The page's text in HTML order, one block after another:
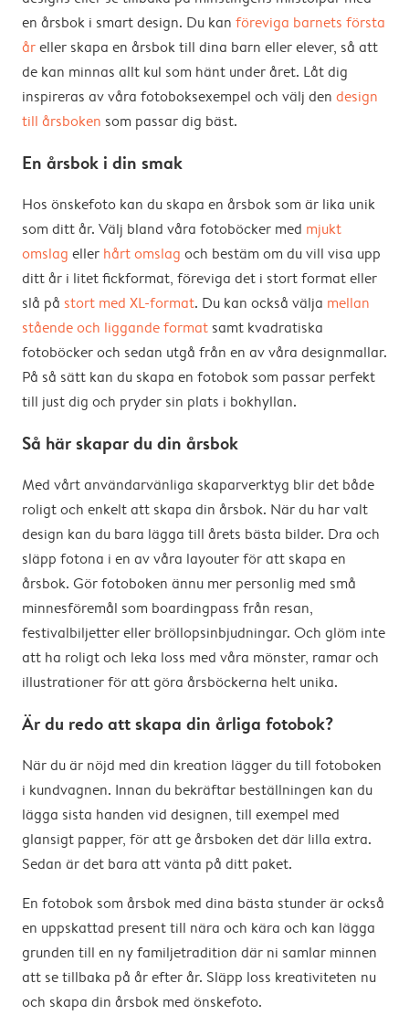
en årsbok i smart design. Du kan föreviga barnets första
åreller skapa en årsbok till dina barn eller elever, så att
de kan minnas allt kul som hänt under året. Låt dig
inspireras av våra fotoboksexempel och välj den design
till årsboken som passar dig bäst.
En årsbok i din smak
Hos önskefoto kan du skapa en årsbok som är lika unik
som ditt år. Välj bland våra fotoböcker med mjukt
omslag eller hårt omslag och bestäm om du vill visa upp
ditt år i litet fickformat, föreviga det i stort format eller
slå på stort med XL-format. Du kan också välja mellan
stående och liggande format samt kvadratiska
fotoböcker och sedan utgå från en av våra designmallar.
På så sätt kan du skapa en fotobok som passar perfekt
till just dig och pryder sin plats i bokhyllan.
Så här skapar du din årsbok
Med vårt användarvänliga skaparverktyg blir det både
roligt och enkelt att skapa din årsbok. När du har valt
design kan du bara lägga till årets bästa bilder. Dra och
släpp fotona i en av våra layouter för att skapa en
årsbok. Gör fotoboken ännu mer personlig med små
minnesföremål som boardingpass från resan,
festivalbiljetter eller bröllopsinbjudningar. Och glöm inte
att ha roligt och leka loss med våra mönster, ramar och
illustrationer för att göra årsböckerna helt unika.
Är du redo att skapa din årliga fotobok?
När du är nöjd med din kreation lägger du till fotoboken
i kundvagnen. Innan du bekräftar beställningen kan du
lägga sista handen vid designen, till exempel med
glansigt papper, för att ge årsboken det där lilla extra.
Sedan är det bara att vänta på ditt paket.
En fotobok som årsbok med dina bästa stunder är också
en uppskattad present till nära och kära och kan lägga
grunden till en ny familjetradition där ni samlar minnen
att se tillbaka på år efter år. Släpp loss kreativiteten nu
och skapa din årsbok med önskefoto.